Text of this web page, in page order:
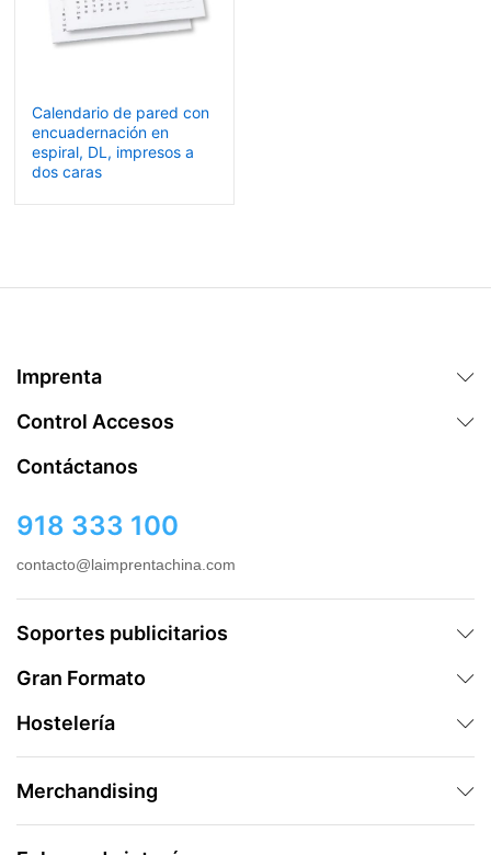
Calendario de pared con
encuadernación en
espiral, DL, impresos a
dos caras
Imprenta
Control Accesos
Contáctanos
918 333 100
contacto@laimprentachina.com
Soportes publicitarios
Gran Formato
Hostelería
Merchandising